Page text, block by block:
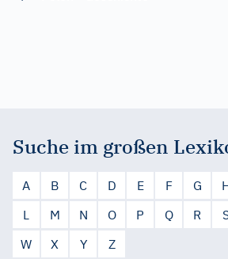
Suche im großen
A B C D E F G
L
M N O P Q R
W
X Y Z